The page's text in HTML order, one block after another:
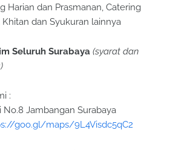
Khitan dan Syukuran lainnya
Jambangan Surabaya
goo.gl/maps/9L4Visdc5qC2